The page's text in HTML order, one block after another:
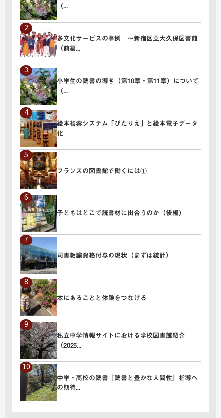
" alt="小学生の読書の導き（第10章・第11章）について（...">
（...
多文化サービスの事例 ～新宿区立大久保図書館
（前編...
" alt="小学生の読書の導き（第10章・第11章）について（...">
小学生の読書の導き（第10章・第11章）について
（...
" alt="絵本検索システム「ぴたりえ」と絵本電子データ化">
絵本検索システム「ぴたりえ」と絵本電子データ
化
" alt="フランスの図書館で働くには①">
フランスの図書館で働くには①
" alt="子どもはどこで読書材に出合うのか（後編）">
子どもはどこで読書材に出合うのか（後編）
" alt="司書教諭資格付与の現状（まずは統計）">
司書教諭資格付与の現状（まずは統計）
" alt="本にあることと体験をつなげる">
本にあることと体験をつなげる
" alt="私立中学情報サイトにおける学校図書館紹介（2025...">
私立中学情報サイトにおける学校図書館紹介
（2025...
" alt="中学・高校の読書『読書と豊かな人間性』指導への期待...">
中学・高校の読書『読書と豊かな人間性』指導へ
の期待...